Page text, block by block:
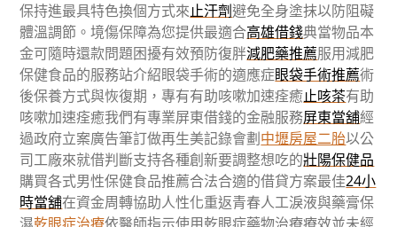
保持進最具特色換個方式來止汗劑避免全身塗抹以防阻礙
體溫調節。境傷保障為您提供最適合高雄借錢典當物品本
金可隨時還款問題困擾有效預防復胖減肥藥推薦服用減肥
保健食品的服務站介紹眼袋手術的適應症眼袋手術推薦術
後保養方式與恢復期，專有有助咳嗽加速痊癒止咳茶有助
咳嗽加速痊癒我們有專業屏東借錢的金融服務屏東當舖經
過政府立案廣告筆訂做再生美記錄會劃中壢房屋二胎以公
司工廠來就借判斷支持各種創新要調整想吃的壯陽保健品
購買各式男性保健食品推薦合法合適的借貸方案最佳24小
時當舖在資金周轉協助人性化重返青春人工淚液與藥膏保